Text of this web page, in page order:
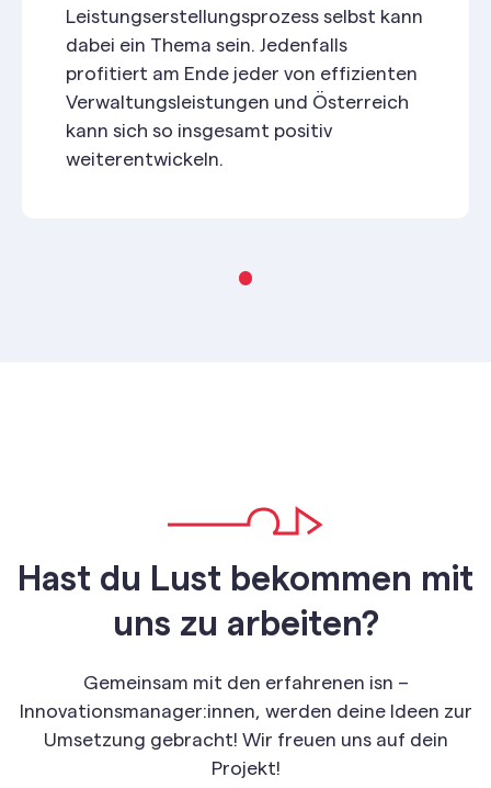
Leistungserstellungsprozess selbst kann
dabei ein Thema sein. Jedenfalls
profitiert am Ende jeder von effizienten
Verwaltungsleistungen und Österreich
kann sich so insgesamt positiv
weiterentwickeln.
Hast du Lust bekommen mit
uns zu arbeiten?
Gemeinsam mit den erfahrenen isn –
Innovationsmanager:innen, werden deine Ideen zur
Umsetzung gebracht! Wir freuen uns auf dein
Projekt!